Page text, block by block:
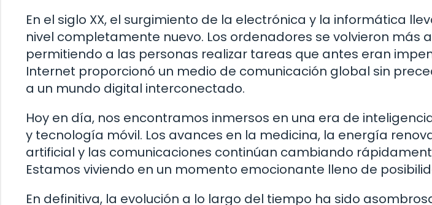
En el siglo XX, el surgimiento de la electrónica y la informática
nivel completamente nuevo. Los ordenadores se volvieron más
permitiendo a las personas realizar tareas que antes eran
Internet proporcionó un medio de comunicación global sin
a un mundo digital interconectado.
Hoy en día, nos encontramos inmersos en una era de
y tecnología móvil. Los avances en la medicina, la energía
artificial y las comunicaciones continúan cambiando
Estamos viviendo en un momento emocionante lleno de
En definitiva, la evolución a lo largo del tiempo ha sido